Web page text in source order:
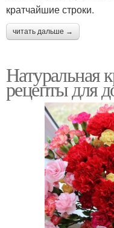
кратчайшие строки.
читать дальше →
Натуральная
рецепты для